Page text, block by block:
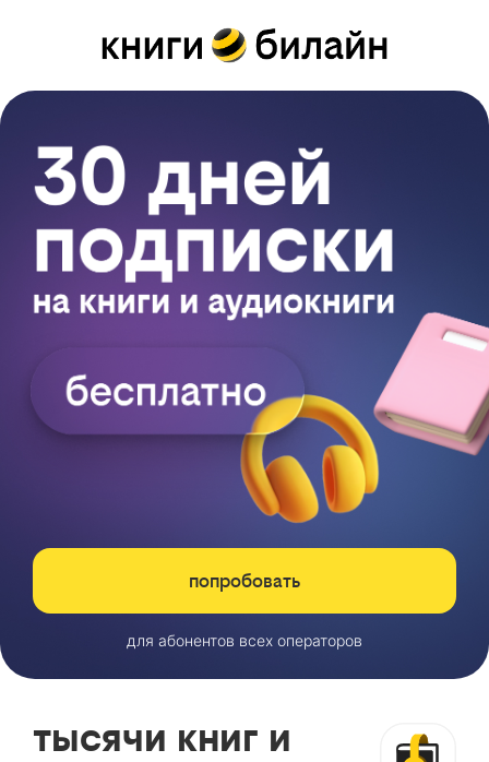
попробовать
для абонентов всех операторов
тысячи книг и